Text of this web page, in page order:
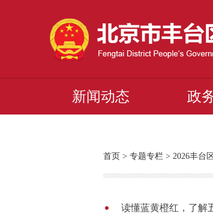
新闻动态 政
首页 > 专题专栏 > 2026丰台
读懂蓝黄橙红，了解